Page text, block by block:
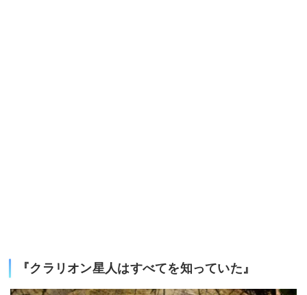
『クラリオン星人はすべてを知っていた』